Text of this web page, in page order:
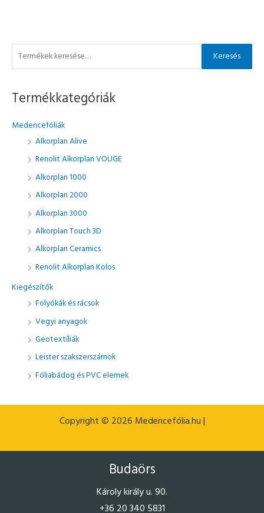
e
é
z
Keresés
Termékkategóriák
Medencefóliák
Alkorplan Alive
Renolit Alkorplan VOUGE
Alkorplan 1000
Alkorplan 2000
Alkorplan 3000
Alkorplan Touch 3D
Alkorplan Ceramics
Renolit Alkorplan Kolos
Kiegészítők
Folyókák és rácsok
Vegyi anyagok
Geotextíliák
Leister szakszerszámok
Fóliabádog és PVC elemek
Copyright © 2026 Medencefólia.hu |
Budaörs
Károly király u. 90.
+36 20 340 5831